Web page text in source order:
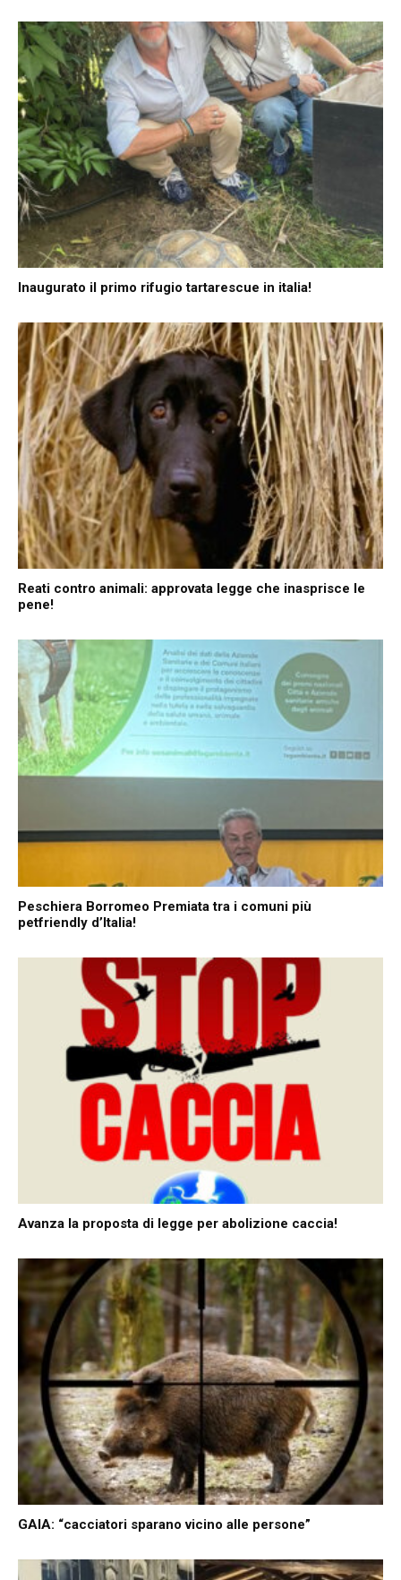
Inaugurato il primo rifugio tartarescue in italia!
Reati contro animali: approvata legge che inasprisce le
pene!
Peschiera Borromeo Premiata tra i comuni più
petfriendly d’Italia!
Avanza la proposta di legge per abolizione caccia!
GAIA: “cacciatori sparano vicino alle persone”